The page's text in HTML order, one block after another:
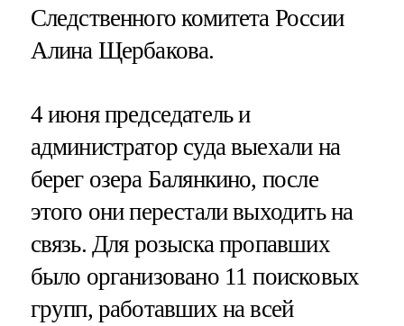
Следственного комитета России
Алина Щербакова.
4 июня председатель и
администратор суда выехали на
берег озера Балянкино, после
этого они перестали выходить на
связь. Для розыска пропавших
было организовано 11 поисковых
групп, работавших на всей